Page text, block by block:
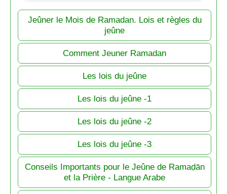
Jeûner le Mois de Ramadan. Lois et règles du
jeûne
Comment Jeuner Ramadan
Les lois du jeûne
Les lois du jeûne -1
Les lois du jeûne -2
Les lois du jeûne -3
Conseils Importants pour le Jeûne de Ramaḍān
et la Prière - Langue Arabe